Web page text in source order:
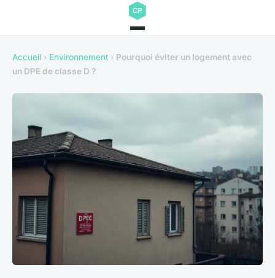
Accueil › Environnement › Pourquoi éviter un logement avec
un DPE de classe D ?